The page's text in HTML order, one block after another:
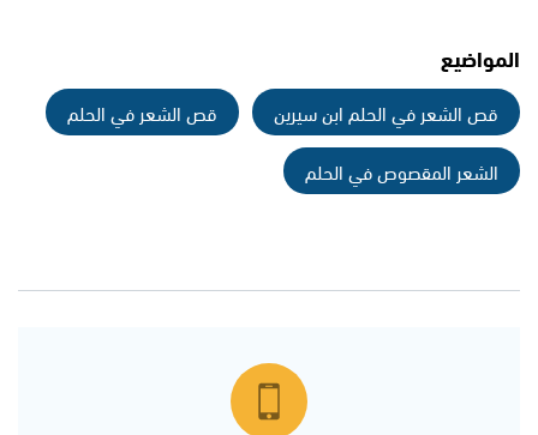
المواضيع
قص الشعر في الحلم ابن سيرين
قص الشعر في الحلم
الشعر المقصوص في الحلم